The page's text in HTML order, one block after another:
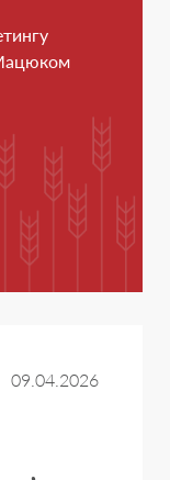
09.04.2026